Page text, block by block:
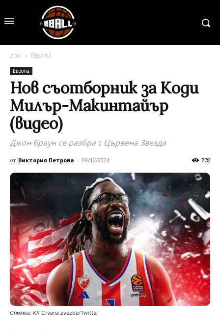
дом Европа
Европа
Нов съотборник за Коди
Милър-Макинтайър
(видео)
Джон Браун се разбра с Цървена Звезда
от Виктория Петрова - 09/12/2024 778
Снимка: KK Crvena zvezda/Twitter